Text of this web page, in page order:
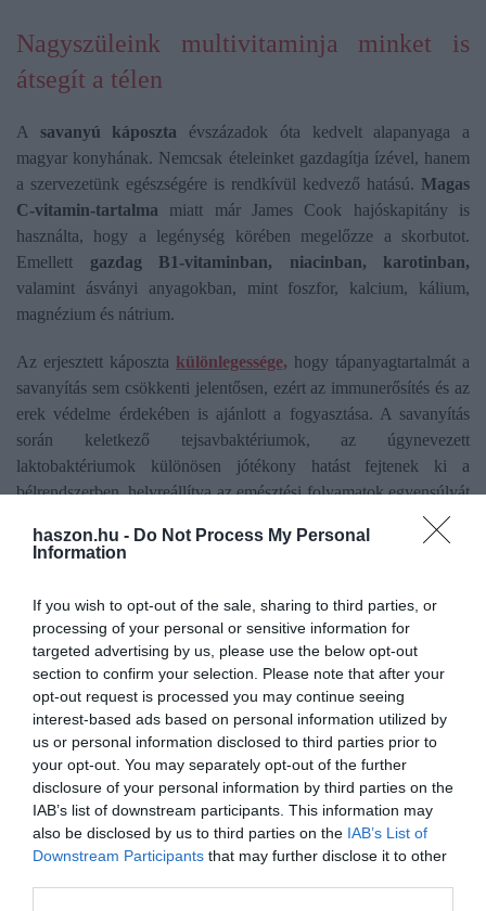
haszon.hu - Do Not Process My Personal
Information
If you wish to opt-out of the sale, sharing to third parties, or
processing of your personal or sensitive information for
targeted advertising by us, please use the below opt-out
section to confirm your selection. Please note that after your
opt-out request is processed you may continue seeing
interest-based ads based on personal information utilized by
us or personal information disclosed to third parties prior to
your opt-out. You may separately opt-out of the further
disclosure of your personal information by third parties on the
IAB’s list of downstream participants. This information may
also be disclosed by us to third parties on the IAB’s List of
Downstream Participants that may further disclose it to other
Nagyszüleink multivitaminja minket is
átsegít a télen
A savanyú káposzta évszázadok óta kedvelt alapanyaga a
magyar konyhának. Nemcsak ételeinket gazdagítja ízével, hanem
a szervezetünk egészségére is rendkívül kedvező hatású. Magas
C-vitamin-tartalma miatt már James Cook hajóskapitány is
használta, hogy a legénység körében megelőzze a skorbutot.
Emellett gazdag B1-vitaminban, niacinban, karotinban,
valamint ásványi anyagokban, mint foszfor, kalcium, kálium,
magnézium és nátrium.
Az erjesztett káposzta különlegessége, hogy tápanyagtartalmát a
savanyítás sem csökkenti jelentősen, ezért az immunerősítés és az
erek védelme érdekében is ajánlott a fogyasztása. A savanyítás
során keletkező tejsavbaktériumok, az úgynevezett
laktobaktériumok különösen jótékony hatást fejtenek ki a
bélrendszerben, helyreállítva az emésztési folyamatok egyensúlyát
eltávolítani a salakanyagokat és elősegíti a rendszeres emésztést. A
káposzta leve sem vész kárba, hiszen napi 1 dl fogyasztása
támogatja a bélflórát, és méregteleníti a májat is.
Sokoldalúan felhasználható: főzve, de nyersen is fogyasztható,
készülhet belőle leves, rakott ételek vagy saláta. Főzéskor arra
érdemes odafigyelni, hogy ne főzzük túl, így megőrizhetjük
ropogósságát és tápanyagait.
Az emésztőrendszeri problémákkal küzdőknek, különösen az
epebetegeknek érdemes óvatosan fogyasztani, mivel a rostok és az